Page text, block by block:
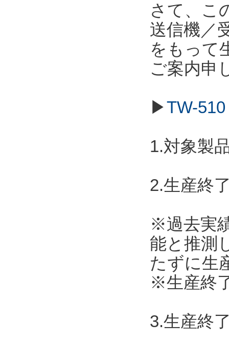
さて、こ
送信機／
をもって
ご案内申
▶TW-
1.対象製
2.生産終
※過去実
能と推測
たずに生
※生産終
3.生産終